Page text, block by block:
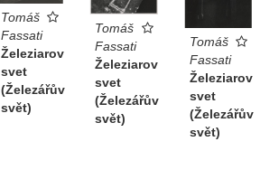
Tomáš
Fassati
Železiarov
svet
(Železářův
svět)
Tomáš
Fassati
Železiarov
svet
(Železářův
svět)
Tomáš
Fassati
Železiarov
svet
(Železářův
svět)